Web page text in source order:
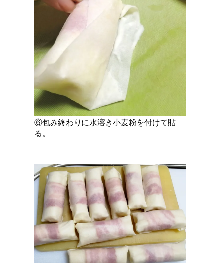
⑥包み終わりに水溶き小麦粉を付けて貼
る。